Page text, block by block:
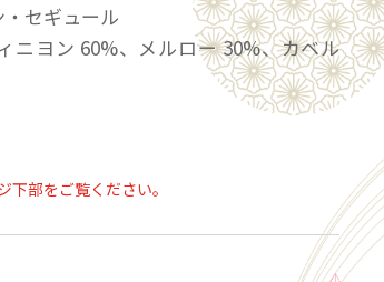
セギュール
ニヨン 60%、メルロー 30%、カベル
北端に位置する歴史の古いシャトー。
止されています。当店は20歳未満
部をご覧ください。